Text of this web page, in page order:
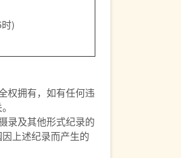
)
权拥有，如有任何违
录及其他形式纪录的
上述纪录而产生的